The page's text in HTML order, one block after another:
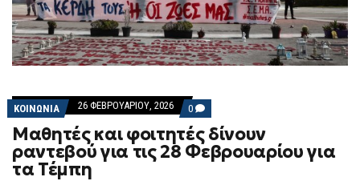
ΚΟΙΝΩΝΙΑ 26 ΦΕΒΡΟΥΑΡΊΟΥ, 2026 0 COMMENTS
ON
ΜΑΘΗΤΈΣ
ΚΑΙ
ΦΟΙΤΗΤΈΣ
Μαθητές και φοιτητές δίνουν
ραντεβού για τις 28 Φεβρουαρίου για
τα Τέμπη